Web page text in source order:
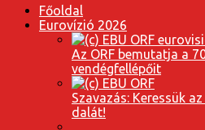
Főoldal
Eurovízió 2026
Az ORF bemutatja a
vendégfellépőit
Szavazás: Keressük
dalát!